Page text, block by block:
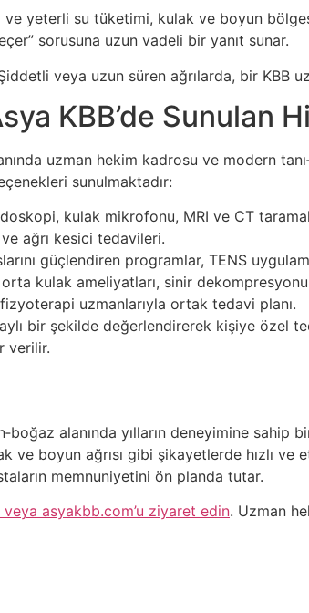
yeterli su tüketimi, kulak ve boyun
sorusuna uzun vadeli bir yanıt sunar.
veya uzun süren ağrılarda, bir KBB
KBB’de Sunulan
uzman hekim kadrosu ve modern
sunulmaktadır:
kulak mikrofonu, MRI ve CT
ağrı kesici tedavileri.
güçlendiren programlar, TENS
kulak ameliyatları, sinir
uzmanlarıyla ortak tedavi planı.
bir şekilde değerlendirerek kişiye özel
verilir.
alanında yılların deneyimine sahip
ve boyun ağrısı gibi şikayetlerde hızlı
memnuniyetini ön planda tutar.
asyakbb.com’u ziyaret edin. Uzman